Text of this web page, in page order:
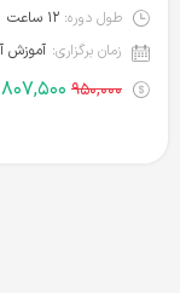
طول دوره: ۱۲ ساعت
زمان برگزاری:
۹۵۰,۰۰۰ ۸۰۷,۵۰۰